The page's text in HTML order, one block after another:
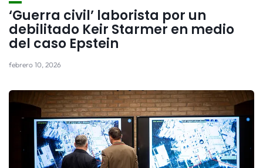
‘Guerra civil’ laborista por un
debilitado Keir Starmer en medio
del caso Epstein
febrero 10, 2026